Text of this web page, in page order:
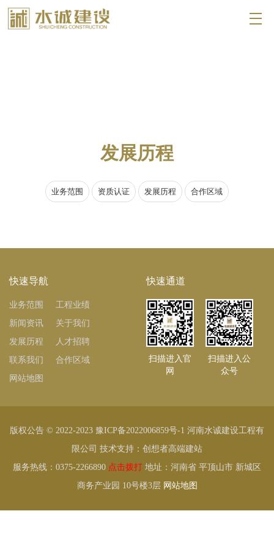
发展历程
业务范围 资质认证 发展历程 合作区域
快速导航
业务范围
工程业绩
新闻资讯
关于我们
发展历程
人才招聘
联系我们
合作区域
网站地图
快速通道
扫描进入官
网
扫描进入公
众号
版权公告 © 2022-2023 豫ICP备2022006859号-1 河南水诚建设工程有
限公司 技术支持： 创想者高端建站
服务热线：0375-2266890 点击拨打 地址：河南省 平顶山市 新城区
商务产业园 10号楼3层 网站地图